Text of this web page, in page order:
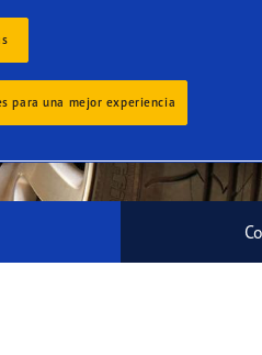
para una mejor experiencia